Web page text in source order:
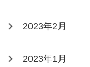
2023年2月
2023年1月